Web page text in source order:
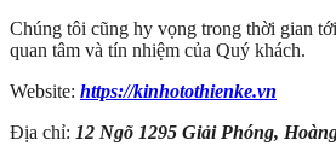
Chúng tôi cũng hy vọng trong thời gian
quan tâm và tín nhiệm của Quý khách.
Website: https://kinhotothienke.vn
Địa chỉ: 12 Ngõ 1295 Giải Phóng,